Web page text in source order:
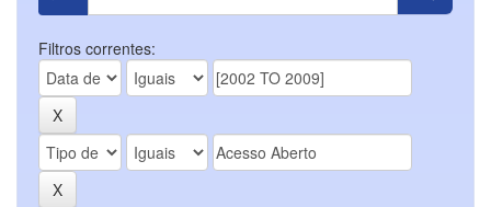
Filtros correntes: